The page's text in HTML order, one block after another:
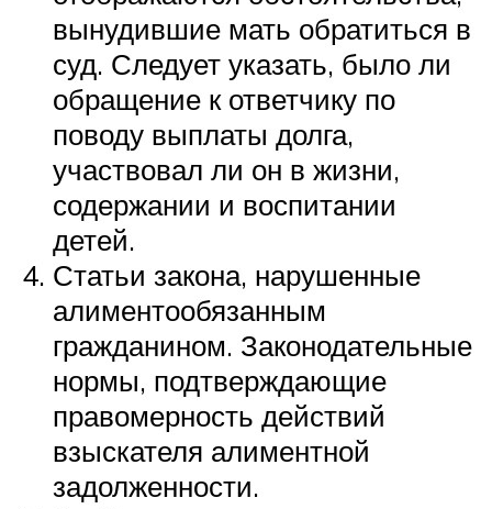
вынудившие мать обратиться в
суд. Следует указать, было ли
обращение к ответчику по
поводу выплаты долга,
участвовал ли он в жизни,
содержании и воспитании
детей.
Статьи закона, нарушенные
алиментообязанным
гражданином. Законодательные
нормы, подтверждающие
правомерность действий
взыскателя алиментной
задолженности.